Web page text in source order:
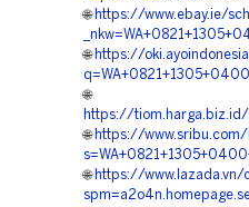
🌐 https://www.ebay.ie/
🌐 https://
🌐
https://tiom.harga.biz.id/
🌐 https://
🌐 https://www.lazada.vn/